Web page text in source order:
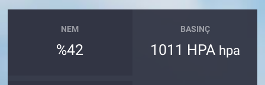
NEM
%42
BASINÇ
1011 HPA hpa